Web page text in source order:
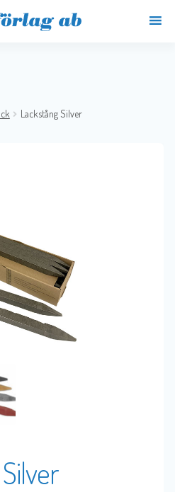
Lackstång Silver